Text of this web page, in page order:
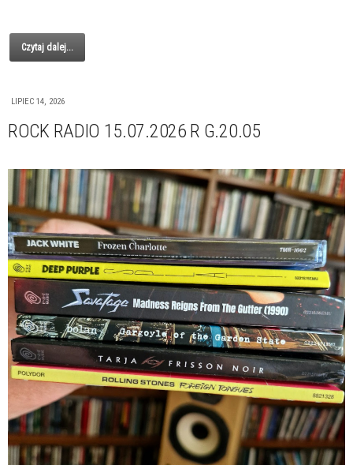
Czytaj dalej...
LIPIEC 14, 2026
ROCK RADIO 15.07.2026 R G.20.05